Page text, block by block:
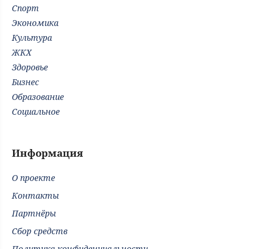
Спорт
Экономика
Культура
ЖКХ
Здоровье
Бизнес
Образование
Социальное
Информация
О проекте
Контакты
Партнёры
Сбор средств